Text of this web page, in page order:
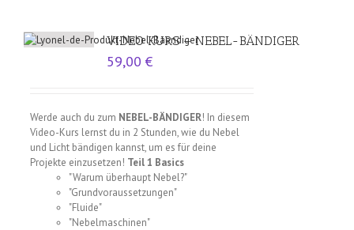
VIDEO KURS – NEBEL-BÄNDIGER
59,00 €
Werde auch du zum NEBEL-BÄNDIGER! In diesem
Video-Kurs lernst du in 2 Stunden, wie du Nebel
und Licht bändigen kannst, um es für deine
Projekte einzusetzen! Teil 1 Basics
"Warum überhaupt Nebel?"
"Grundvoraussetzungen"
"Fluide"
"Nebelmaschinen"